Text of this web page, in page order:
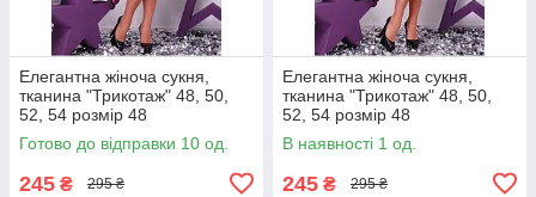
Елегантна жіноча сукня,
тканина "Трикотаж" 48, 50,
52, 54 розмір 48
Готово до відправки 10 од.
245 ₴ 295 ₴
Елегантна жіноча сукня,
тканина "Трикотаж" 48, 50,
52, 54 розмір 48
В наявності 1 од.
245 ₴ 295 ₴